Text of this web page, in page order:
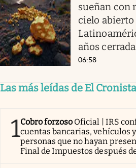
sueñan con
cielo abierto
años cerrada
06:58
Las más leídas de El
1Cobro forzoso Oficial | IRS
cuentas bancarias, vehículos
personas que no hayan
Final de Impuestos después